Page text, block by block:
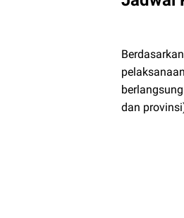
pelaksanaan
dan